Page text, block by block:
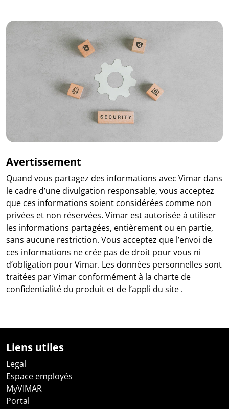
Avertissement
Quand vous partagez des informations avec Vimar dans
le cadre d’une divulgation responsable, vous acceptez
que ces informations soient considérées comme non
privées et non réservées. Vimar est autorisée à utiliser
les informations partagées, entièrement ou en partie,
sans aucune restriction. Vous acceptez que l’envoi de
ces informations ne crée pas de droit pour vous ni
d’obligation pour Vimar. Les données personnelles sont
traitées par Vimar conformément à la charte de
confidentialité du produit et de l’appli du site .
Liens utiles
Legal
Espace employés
MyVIMAR
Portal